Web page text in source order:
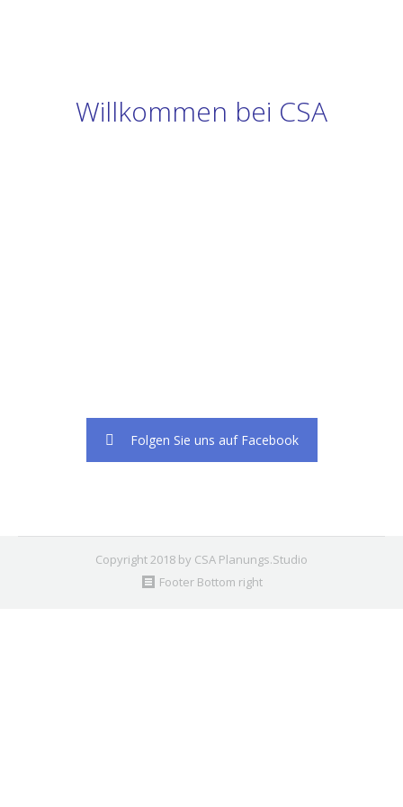
Willkommen bei CSA
Folgen Sie uns auf Facebook
Copyright 2018 by CSA Planungs.Studio
Footer Bottom right